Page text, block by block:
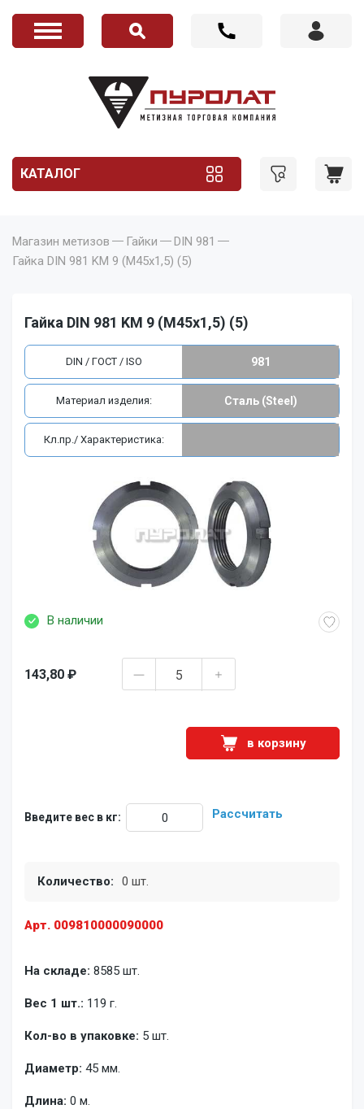
КАТАЛОГ
Магазин метизов Гайки
DIN 981
Гайка DIN 981 KM 9 (M45x1,5) (5)
Гайка DIN 981 KM 9 (M45x1,5) (5)
Арт. 009810000090000
В наличии
На складе: 8585 шт.
Вес 1 шт.: 119 г.
Кол-во в упаковке: 5 шт.
Диаметр: 45 мм.
Длина: 0 м.
143,80 ₽
в корзину
Введите вес в кг: Рассчитать
Количество: 0 шт.
DIN / ГОСТ / ISO 981
Материал изделия: Сталь (Steel)
Кл.пр./ Характеристика: